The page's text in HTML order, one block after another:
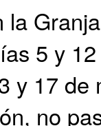
5 y
y 17 de
no